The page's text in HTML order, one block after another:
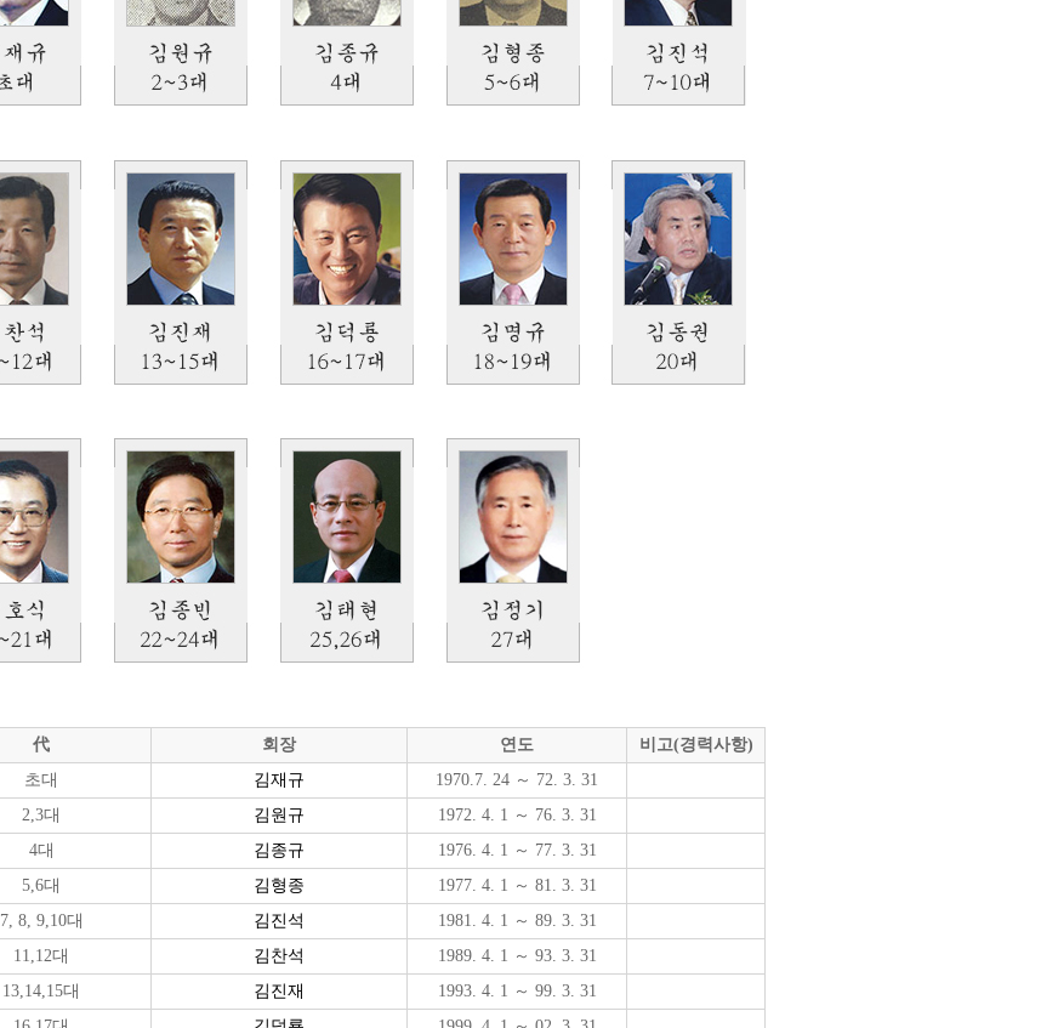
代 회장 연도
비고(경력사항)
초대
김재규
1970.7. 24 ～ 72. 3. 31
2,3대
김원규
1972. 4. 1 ～ 76. 3. 31
4대
김종규
1976. 4. 1 ～ 77. 3. 31
5,6대
김형종
1977. 4. 1 ～ 81. 3. 31
7, 8, 9,10대
김진석
1981. 4. 1 ～ 89. 3. 31
11,12대
김찬석
1989. 4. 1 ～ 93. 3. 31
13,14,15대
김진재
1993. 4. 1 ～ 99. 3. 31